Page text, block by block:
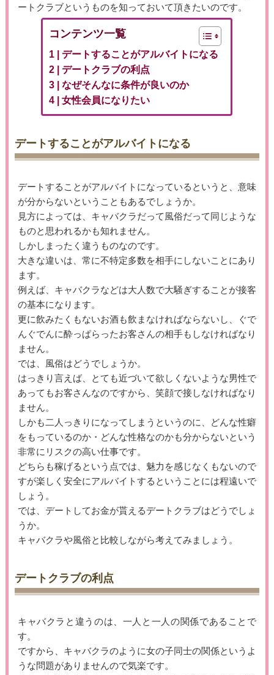
ートクラブというものを知っておいて頂きたいのです。
コンテンツ一覧
デートすることがアルバイトになる
デートクラブの利点
なぜそんなに条件が良いのか
女性会員になりたい
デートすることがアルバイトになる
デートすることがアルバイトになっているというと、意味
が分からないということもあるでしょうか。
見方によっては、キャバクラだって風俗だって同じような
ものと思われるかも知れません。
しかしまったく違うものなのです。
大きな違いは、常に不特定多数を相手にしないことにあり
ます。
例えば、キャバクラなどは大人数で大騒ぎすることが接客
の基本になります。
更に飲みたくもないお酒も飲まなければならないし、ぐで
んぐでんに酔っぱらったお客さんの相手もしなければなり
ません。
では、風俗はどうでしょうか。
はっきり言えば、とても近づいて欲しくないような男性で
あってもお客さんなのですから、笑顔で接しなければなり
ません。
しかも二人っきりになってしまうというのに、どんな性癖
をもっているのか・どんな性格なのかも分からないという
非常にリスクの高い仕事です。
どちらも稼げるという点では、魅力を感じなくもないので
すが楽しく安全にアルバイトするということには程遠いで
しょう。
では、デートしてお金が貰えるデートクラブはどうでしょ
うか。
キャバクラや風俗と比較しながら考えてみましょう。
デートクラブの利点
キャバクラと違うのは、一人と一人の関係であることで
す。
ですから、キャバクラのように女の子同士の関係というよ
うな問題がありませんので気楽です。